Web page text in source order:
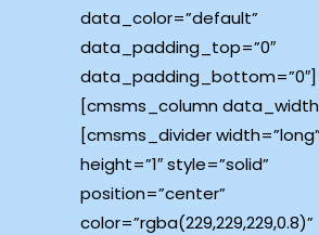
data_color=”default”
data_padding_top=”0″
data_padding_bottom=”0″]
[cmsms_column
[cmsms_divider
height=”1″ style=”solid”
position=”center”
color=”rgba(229,229,229,0.8)”